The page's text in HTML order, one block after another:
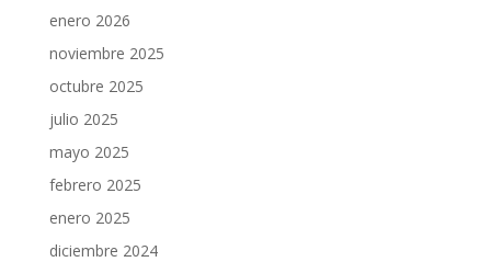
enero 2026
noviembre 2025
octubre 2025
julio 2025
mayo 2025
febrero 2025
enero 2025
diciembre 2024